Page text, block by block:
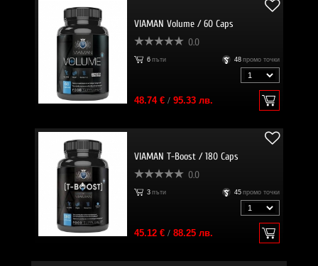
VIAMAN Volume / 60 Caps
0.0
6 пъти 48 промо точки
48.74 €/ 95.33 лв.
VIAMAN T-Boost / 180 Caps
0.0
3 пъти 45 промо точки
45.12 €/ 88.25 лв.